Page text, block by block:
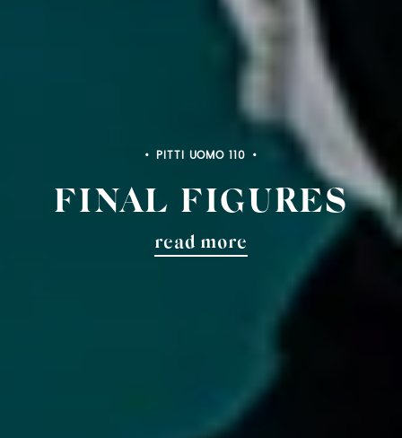
PITTI UOMO 110
FINAL FIGURES
read more